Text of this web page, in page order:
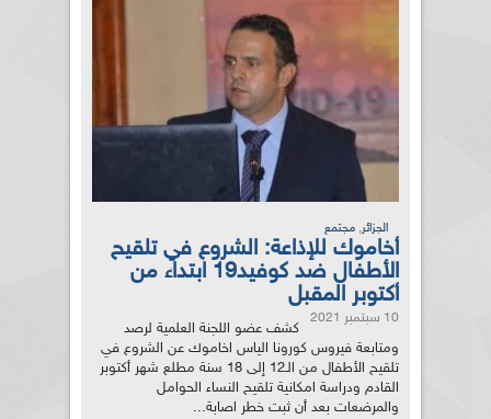
الجزائر, مجتمع
أخاموك للإذاعة: الشروع في تلقيح
الأطفال ضد كوفيد19 ابتداء من
أكتوبر المقبل
10 سبتمبر 2021
كشف عضو اللجنة العلمية لرصد
ومتابعة فيروس كورونا الياس اخاموك عن الشروع في
تلقيح الأطفال من الـ12 إلى 18 سنة مطلع شهر أكتوبر
القادم ودراسة امكانية تلقيح النساء الحوامل
والمرضعات بعد أن ثبت خطر اصابة...